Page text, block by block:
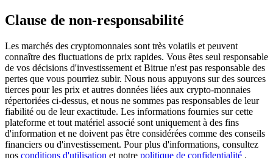
Precious Metals Trading Carnival
Trade Gold & Silver · 33,333 USDT Bonus
USDT New User Exclusive 10% APR
USDT Flexible Staking | Daily Rewards
Clause de non-responsabilité
Les marchés des cryptomonnaies sont très volatils et peuvent
connaître des fluctuations de prix rapides. Vous êtes seul responsable
de vos décisions d'investissement et Bitrue n'est pas responsable des
pertes que vous pourriez subir. Nous nous appuyons sur des sources
tierces pour les prix et autres données liées aux crypto-monnaies
répertoriées ci-dessus, et nous ne sommes pas responsables de leur
fiabilité ou de leur exactitude. Les informations fournies sur cette
plateforme et tout matériel associé sont uniquement à des fins
d'information et ne doivent pas être considérées comme des conseils
financiers ou d'investissement. Pour plus d'informations, consultez
nos conditions d'utilisation et notre politique de confidentialité .